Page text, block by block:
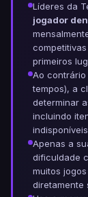
Líderes da
jogador
primeiros
Ao
tempos), a
determinar
incluindo
Apenas a
dificuldade
muitos
diretamente